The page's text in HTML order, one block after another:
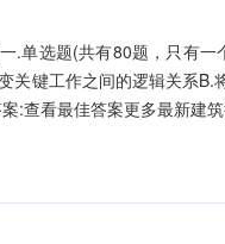
.单选题(共有80题，只有
关键工作之间的逻辑关系
:查看最佳答案更多最新建